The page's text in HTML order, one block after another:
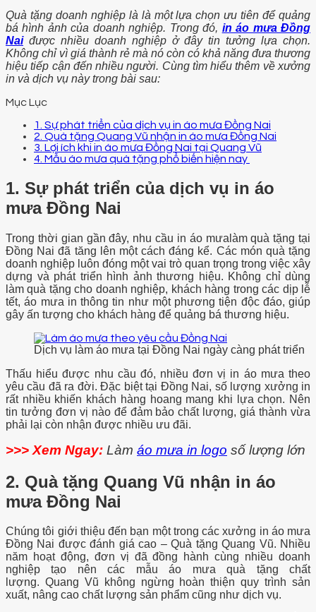
Quà tặng doanh nghiệp là là một lựa chọn ưu tiên để quảng
bá hình ảnh của doanh nghiệp. Trong đó, in áo mưa Đồng
Naiđược nhiều doanh nghiệp ở đây tin tưởng lựa chọn.
Không chỉ vì giá thành rẻ mà nó còn có khả năng đưa thương
hiệu tiếp cận đến nhiều người. Cùng tìm hiểu thêm về xưởng
in và dịch vụ này trong bài sau:
Mục Lục
1. Sự phát triển của dịch vụ in áo mưa Đồng Nai
2. Quà tặng Quang Vũ nhận in áo mưa Đồng Nai
3. Lợi ích khi in áo mưa Đồng Nai tại Quang Vũ
4. Mẫu áo mưa quà tặng phổ biến hiện nay
1. Sự phát triển của dịch vụ in áo
mưa Đồng Nai
Trong thời gian gần đây, nhu cầu in áo mưalàm quà tặng tại
Đồng Nai đã tăng lên một cách đáng kể. Các món quà tặng
doanh nghiệp luôn đóng một vai trò quan trọng trong việc xây
dựng và phát triển hình ảnh thương hiệu. Không chỉ dùng
làm quà tặng cho doanh nghiệp, khách hàng trong các dịp lễ
tết, áo mưa in thông tin như một phương tiện độc đáo, giúp
gây ấn tượng cho khách hàng để quảng bá thương hiệu.
Dịch vụ làm áo mưa tại Đồng Nai ngày càng phát triển
Thấu hiểu được nhu cầu đó, nhiều đơn vị in áo mưa theo
yêu cầu đã ra đời. Đặc biệt tại Đồng Nai, số lượng xưởng in
rất nhiều khiến khách hàng hoang mang khi lựa chọn. Nên
tin tưởng đơn vị nào để đảm bảo chất lượng, giá thành vừa
phải lại còn nhận được nhiều ưu đãi.
>>> Xem Ngay: Làm áo mưa in logo số lượng lớn
2. Quà tặng Quang Vũ nhận in áo
mưa Đồng Nai
Chúng tôi giới thiệu đến bạn một trong các xưởng in áo mưa
Đồng Nai được đánh giá cao – Quà tặng Quang Vũ. Nhiều
năm hoạt động, đơn vị đã đồng hành cùng nhiều doanh
nghiệp tạo nên các mẫu áo mưa quà tặng chất
lượng. Quang Vũ không ngừng hoàn thiện quy trình sản
xuất, nâng cao chất lượng sản phẩm cũng như dịch vụ.